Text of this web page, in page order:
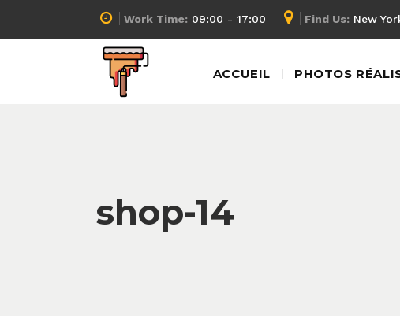
Work Time: 09:00 - 17:00 Find Us: New
ACCUEIL PHOTOS
shop-14